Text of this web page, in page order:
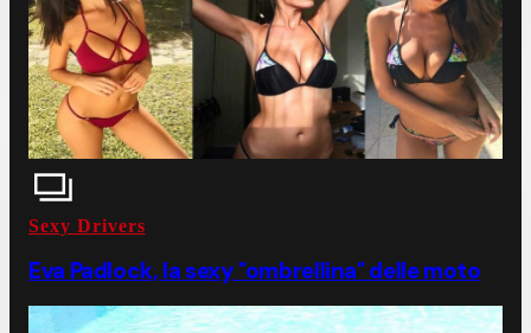
Sexy Drivers
Eva Padlock, la sexy "ombrellina" delle moto